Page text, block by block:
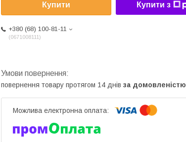
Купити Купити з
+380 (68) 100-81-11
0671008111
повернення товару протягом 14 днів за домовленістю